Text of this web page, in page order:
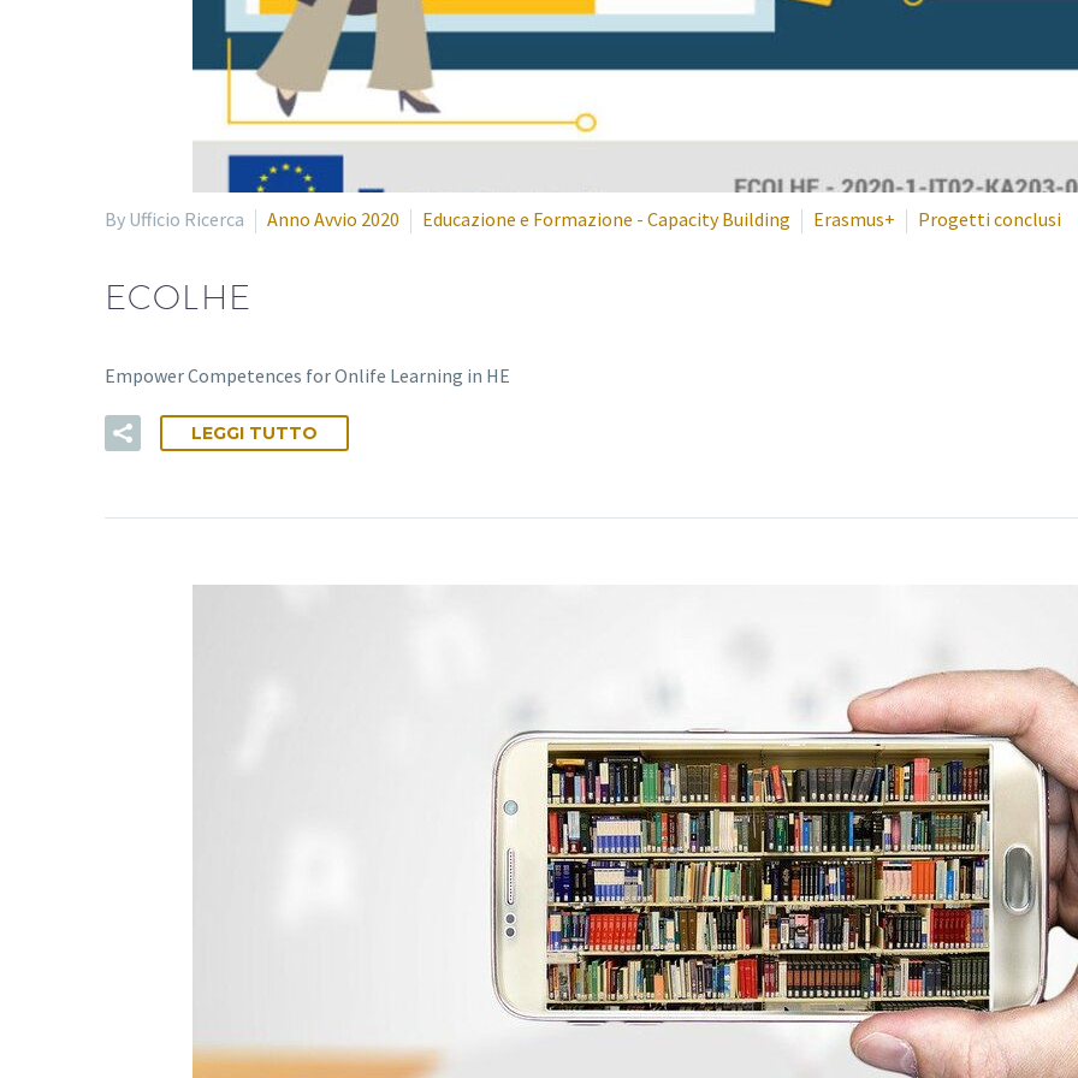
By Ufficio Ricerca Anno Avvio 2020 Educazione e Formazione - Capacity Building Erasmus+ Progetti conclusi
ECOLHE
Empower Competences for Onlife Learning in HE
LEGGI TUTTO